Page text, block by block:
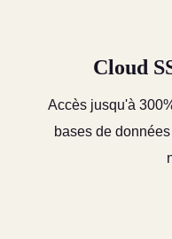
Cloud
Accès jusqu'à
bases de